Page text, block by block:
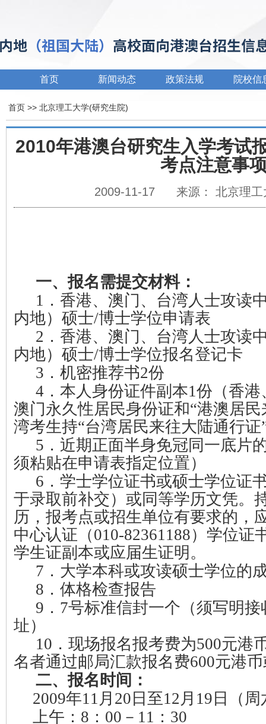
首页 新闻动态 政策法规 院校信
首页 >> 北京理工大学(研究生院)
2010年港澳台研究生入学考试
考点注意事
2009-11-17 来源： 北京理
一、报名需提交材料：
1 ．香港、澳门、台湾人士攻读
内地）硕士/博士学位申请表
2 ．香港、澳门、台湾人士攻读
内地）硕士/博士学位报名登记卡
3 ．机密推荐书2份
4 ．本人身份证件副本1份（香港
澳门永久性居民身份证和“港澳居
湾考生持“台湾居民来往大陆通行证
5 ．近期正面半身免冠同一底片
须粘贴在申请表指定位置）
6 ．学士学位证书或硕士学位证
于录取前补交）或同等学历文凭。
历，报考点或招生单位有要求的，
中心认证（010-82361188）学位证
学生证副本或应届生证明。
7 ．大学本科或攻读硕士学位的
8 ．体格检查报告
9 ． 7号标准信封一个（须写明
址）
10 ．现场报名报考费为500元港
名者通过邮局汇款报名费600元港
二、报名时间：
2009年11 月 20 日至12 月 19 日（
上午： 8 ： 00 － 11 ： 30